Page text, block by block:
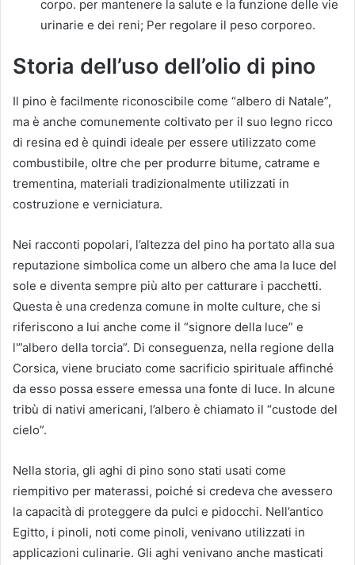
corpo. per mantenere la salute e la funzione delle vie
urinarie e dei reni; Per regolare il peso corporeo.
Storia dell’uso dell’olio di pino
Il pino è facilmente riconoscibile come “albero di Natale”,
ma è anche comunemente coltivato per il suo legno ricco
di resina ed è quindi ideale per essere utilizzato come
combustibile, oltre che per produrre bitume, catrame e
trementina, materiali tradizionalmente utilizzati in
costruzione e verniciatura.
Nei racconti popolari, l’altezza del pino ha portato alla sua
reputazione simbolica come un albero che ama la luce del
sole e diventa sempre più alto per catturare i pacchetti.
Questa è una credenza comune in molte culture, che si
riferiscono a lui anche come il “signore della luce” e
l'”albero della torcia”. Di conseguenza, nella regione della
Corsica, viene bruciato come sacrificio spirituale affinché
da esso possa essere emessa una fonte di luce. In alcune
tribù di nativi americani, l’albero è chiamato il “custode del
cielo”.
Nella storia, gli aghi di pino sono stati usati come
riempitivo per materassi, poiché si credeva che avessero
la capacità di proteggere da pulci e pidocchi. Nell’antico
Egitto, i pinoli, noti come pinoli, venivano utilizzati in
applicazioni culinarie. Gli aghi venivano anche masticati